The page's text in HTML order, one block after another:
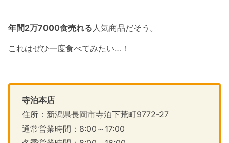
年間2万7000食売れる 人気商品だそう。
これはぜひ一度食べてみたい…！
寺泊本店
住所：新潟県長岡市寺泊下荒町9772-27
通常営業時間：8:00～17:00